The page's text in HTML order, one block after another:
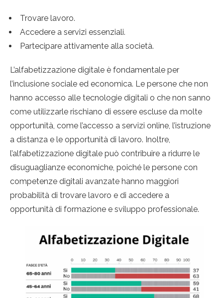
Trovare lavoro.
Accedere a servizi essenziali.
Partecipare attivamente alla società.
L’alfabetizzazione digitale è fondamentale per
l’inclusione sociale ed economica. Le persone che non
hanno accesso alle tecnologie digitali o che non sanno
come utilizzarle rischiano di essere escluse da molte
opportunità, come l’accesso a servizi online, l’istruzione
a distanza e le opportunità di lavoro. Inoltre,
l’alfabetizzazione digitale può contribuire a ridurre le
disuguaglianze economiche, poiché le persone con
competenze digitali avanzate hanno maggiori
probabilità di trovare lavoro e di accedere a
opportunità di formazione e sviluppo professionale.